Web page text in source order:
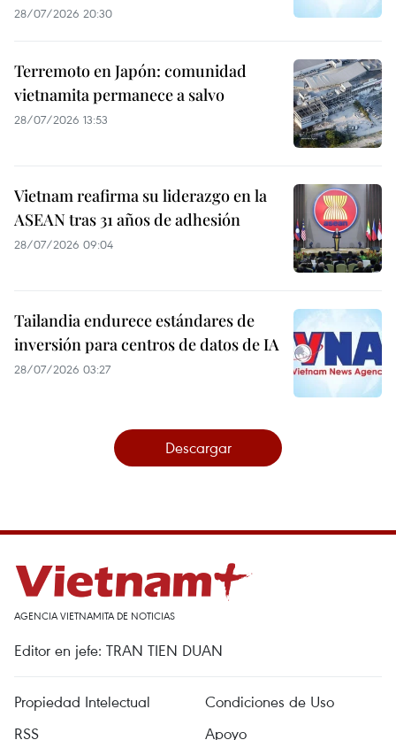
28/07/2026 20:30
Terremoto en Japón: comunidad
vietnamita permanece a salvo
28/07/2026 13:53
Vietnam reafirma su liderazgo en la
ASEAN tras 31 años de adhesión
28/07/2026 09:04
Tailandia endurece estándares de
inversión para centros de datos de IA
28/07/2026 03:27
Descargar
AGENCIA VIETNAMITA DE NOTICIAS
Editor en jefe: TRAN TIEN DUAN
Propiedad Intelectual
Condiciones de Uso
RSS
Apoyo